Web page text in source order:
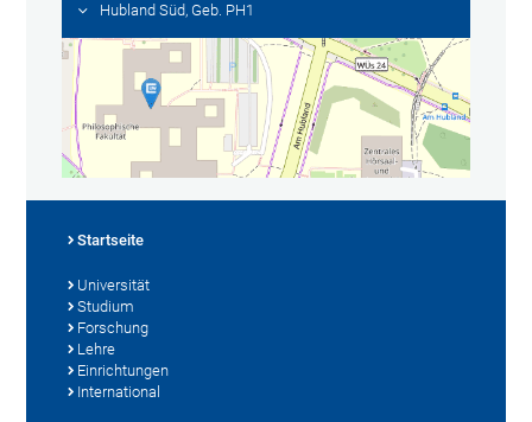
Hubland Süd, Geb. PH1
Startseite
Universität
Studium
Forschung
Lehre
Einrichtungen
International